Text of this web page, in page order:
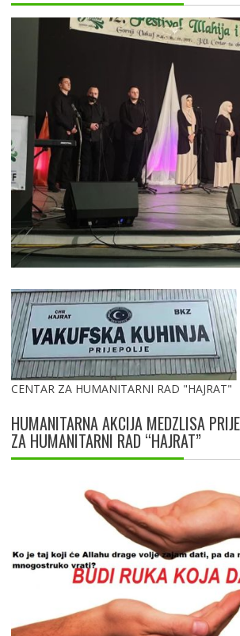
CENTAR ZA HUMANITARNI RAD "HAJRAT"
HUMANITARNA AKCIJA MEDZLISA
ZA HUMANITARNI RAD “HAJRAT”